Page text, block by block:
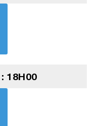
18H00